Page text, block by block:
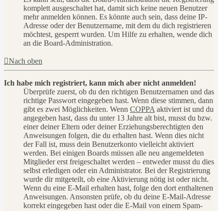
komplett ausgeschaltet hat, damit sich keine neuen Benutzer
mehr anmelden können. Es könnte auch sein, dass deine IP-
Adresse oder der Benutzername, mit dem du dich registrieren
möchtest, gesperrt wurden. Um Hilfe zu erhalten, wende dich
an die Board-Administration.
Nach oben
Ich habe mich registriert, kann mich aber nicht anmelden!
Überprüfe zuerst, ob du den richtigen Benutzernamen und das
richtige Passwort eingegeben hast. Wenn diese stimmen, dann
gibt es zwei Möglichkeiten. Wenn COPPA aktiviert ist und du
angegeben hast, dass du unter 13 Jahre alt bist, musst du bzw.
einer deiner Eltern oder deiner Erziehungsberechtigten den
Anweisungen folgen, die du erhalten hast. Wenn dies nicht
der Fall ist, muss dein Benutzerkonto vielleicht aktiviert
werden. Bei einigen Boards müssen alle neu angemeldeten
Mitglieder erst freigeschaltet werden – entweder musst du dies
selbst erledigen oder ein Administrator. Bei der Registrierung
wurde dir mitgeteilt, ob eine Aktivierung nötig ist oder nicht.
Wenn du eine E-Mail erhalten hast, folge den dort enthaltenen
Anweisungen. Ansonsten prüfe, ob du deine E-Mail-Adresse
korrekt eingegeben hast oder die E-Mail von einem Spam-